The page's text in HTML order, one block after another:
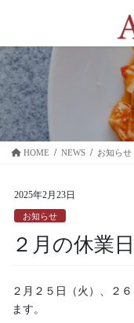
ン
ツ
に
移
動
ー
シ
ョ
ン
に
移
HOME NEWS お知らせ
2025年2月23日
お知らせ
２月の休業
２月２５日（火）、２
ます。